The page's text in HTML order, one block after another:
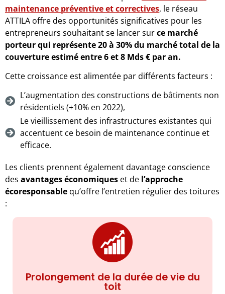
maintenance préventive et correctives, le réseau
ATTILA offre des opportunités significatives pour les
entrepreneurs souhaitant se lancer surce marché
porteur qui représente 20 à 30% du marché total de la
couverture estimé entre 6 et 8 Mds € par an.
Cette croissance est alimentée par différents facteurs :
L’augmentation des constructions de bâtiments non
résidentiels (+10% en 2022),
Le vieillissement des infrastructures existantes qui
accentuent ce besoin de maintenance continue et
efficace.
Les clients prennent également davantage conscience
des avantages économiques et de l’approche
écoresponsable qu’offre l’entretien régulier des toitures
:
Prolongement de la durée de vie du
toit